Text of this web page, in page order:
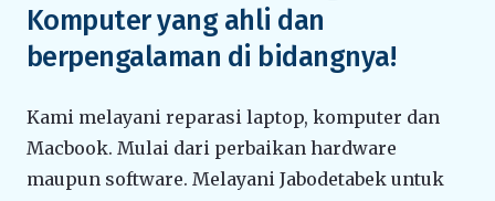
Komputer yang ahli dan
berpengalaman di bidangnya!
Kami melayani reparasi laptop, komputer dan
Macbook. Mulai dari perbaikan hardware
maupun software. Melayani Jabodetabek untuk